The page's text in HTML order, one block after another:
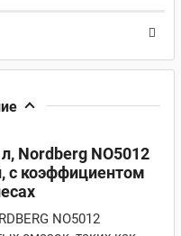
Nordberg NO5012
с коэффициентом
NO5012